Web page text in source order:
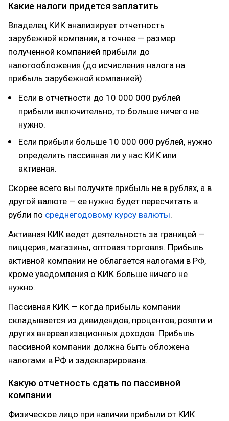
Какие налоги придется заплатить
Владелец КИК анализирует отчетность
зарубежной компании, а точнее — размер
полученной компанией прибыли до
налогообложения (до исчисления налога на
прибыль зарубежной компанией) .
Если в отчетности до 10 000 000 рублей
прибыли включительно, то больше ничего не
нужно.
Если прибыли больше 10 000 000 рублей, нужно
определить пассивная ли у нас КИК или
активная.
Скорее всего вы получите прибыль не в рублях, а в
другой валюте — ее нужно будет пересчитать в
рубли по среднегодовому курсу валюты.
Активная КИК ведет деятельность за границей —
пиццерия, магазины, оптовая торговля. Прибыль
активной компании не облагается налогами в РФ,
кроме уведомления о КИК больше ничего не
нужно.
Пассивная КИК — когда прибыль компании
складывается из дивидендов, процентов, роялти и
других внереализационных доходов. Прибыль
пассивной компании должна быть обложена
налогами в РФ и задекларирована.
Какую отчетность сдать по пассивной
компании
Физическое лицо при наличии прибыли от КИК